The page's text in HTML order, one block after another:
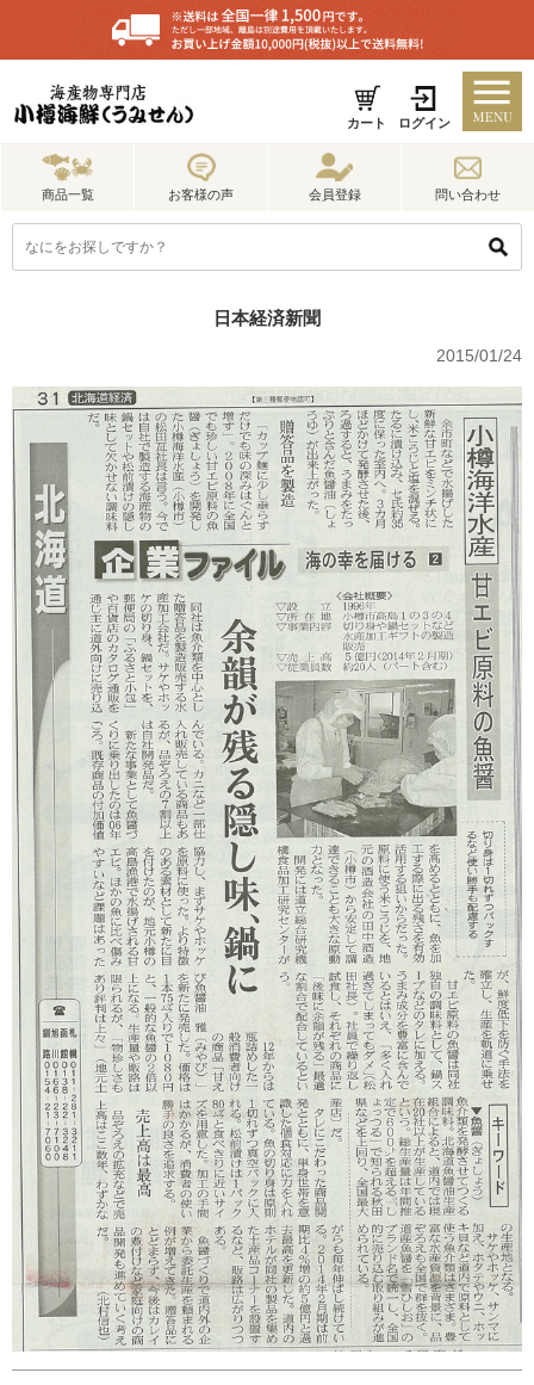
カート ログイン
商品一覧 お客様の声 会員登録 問い合わせ
日本経済新聞
2015/01/24